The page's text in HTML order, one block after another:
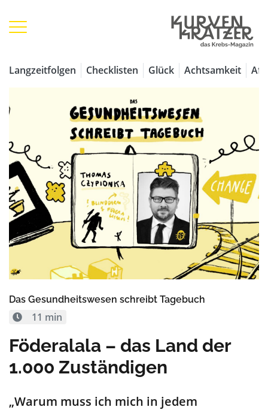
Langzeitfolgen Checklisten Glück Achtsamkeit
Das Gesundheitswesen schreibt Tagebuch
11 min
Föderalala – das Land der
1.000 Zuständigen
„Warum muss ich mich in jedem